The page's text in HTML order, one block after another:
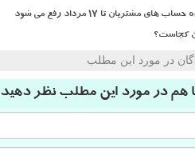
مشتریان تا 17 مرداد رفع می شود
کجاست؟
در مورد این مطلب
همدر مورد این مطلب نظر دهید